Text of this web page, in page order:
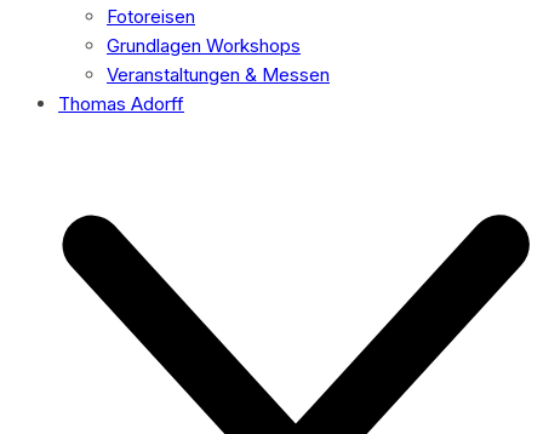
Fotoreisen
Grundlagen Workshops
Veranstaltungen & Messen
Thomas Adorff